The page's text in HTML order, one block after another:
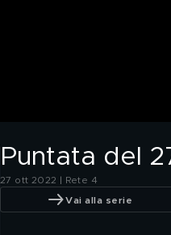
Puntata del
27 ott 2022 | Rete 4
Vai alla serie